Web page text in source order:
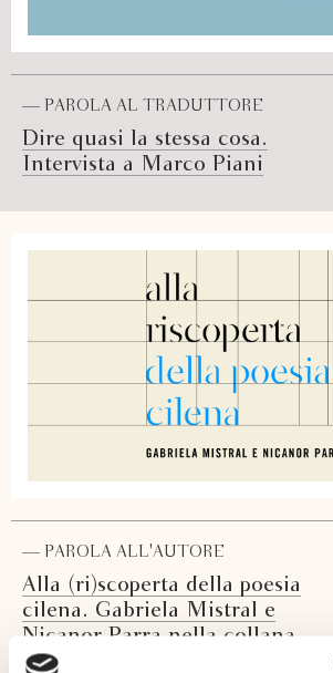
— PAROLA AL TRADUTTORE
Dire quasi la stessa cosa.
Intervista a Marco Piani
— PAROLA ALL'AUTORE
Alla (ri)scoperta della poesia
cilena. Gabriela Mistral e
Nicanor Parra nella collana
“CapoVersi”